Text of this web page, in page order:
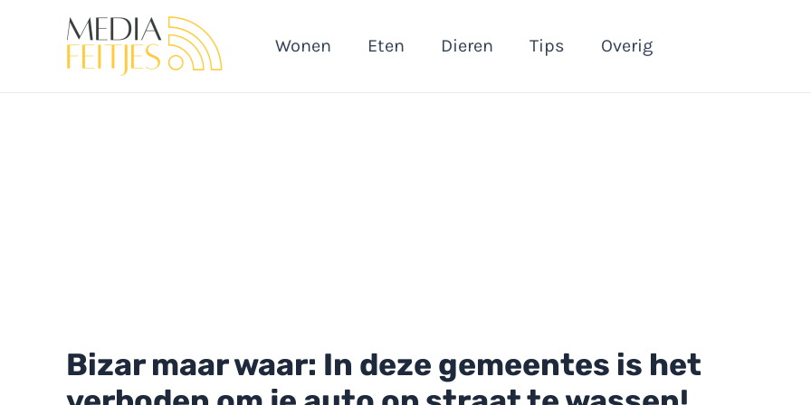
Wonen Eten Dieren Tips Overig
Bizar maar waar: In deze gemeentes is het